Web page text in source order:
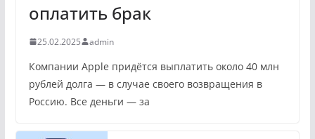
оплатить брак
25.02.2025 admin
Компании Apple придётся выплатить около 40 млн
рублей долга — в случае своего возвращения в
Россию. Все деньги — за